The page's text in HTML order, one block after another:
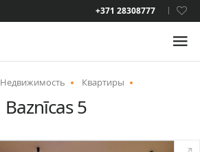
+371 28308777
LAT
ENG
Недвижимость Квартиры
Baznīcas 5